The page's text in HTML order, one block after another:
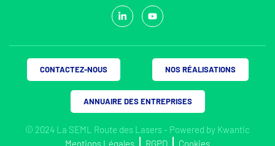
© 2024 La SEML Route des Lasers - Powered by Kwantic
Mentions Légales
RGPD Cookies
CONTACTEZ-NOUS NOS RÉALISATIONS
ANNUAIRE DES ENTREPRISES